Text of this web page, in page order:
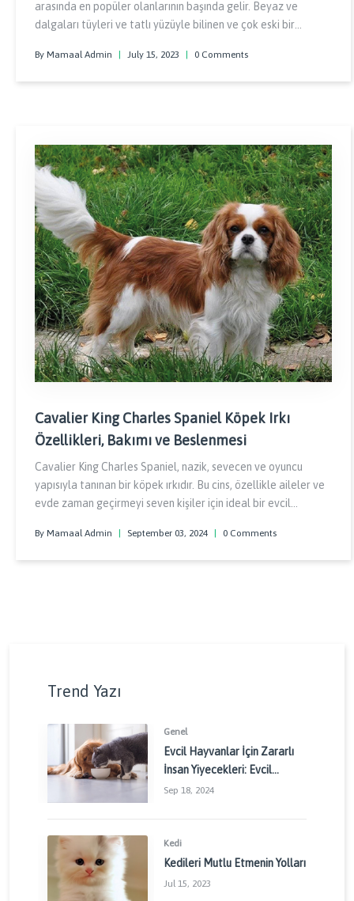
arasında en popüler olanlarının başında gelir. Beyaz ve
dalgaları tüyleri ve tatlı yüzüyle bilinen ve çok eski bir
yıllık bir tarihleri olduğu düşünülmektedir.
By Mamaal Admin July 15, 2023 0 Comments
Cavalier King Charles Spaniel Köpek Irkı
Özellikleri, Bakımı ve Beslenmesi
Cavalier King Charles Spaniel, nazik, sevecen ve oyuncu
yapısıyla tanınan bir köpek ırkıdır. Bu cins, özellikle aileler ve
evde zaman geçirmeyi seven kişiler için ideal bir evcil
By Mamaal Admin September 03, 2024 0 Comments
Trend Yazı
Genel
Evcil Hayvanlar İçin Zararlı
İnsan Yiyecekleri: Evcil
Dostlarınızı Korumak İçin
Sep 18, 2024
Kedi
Kedileri Mutlu Etmenin Yolları
Jul 15, 2023